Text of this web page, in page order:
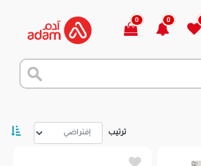
0
0
ترتيب